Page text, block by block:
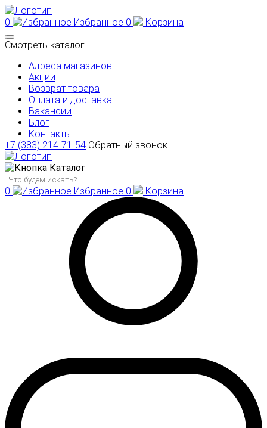
0 Избранное 0
Корзина
Смотреть каталог
Адреса магазинов
Акции
Возврат товара
Оплата и доставка
Вакансии
Блог
Контакты
+7 (383) 214-71-54 Обратный звонок
Каталог
0 Избранное 0 Корзина